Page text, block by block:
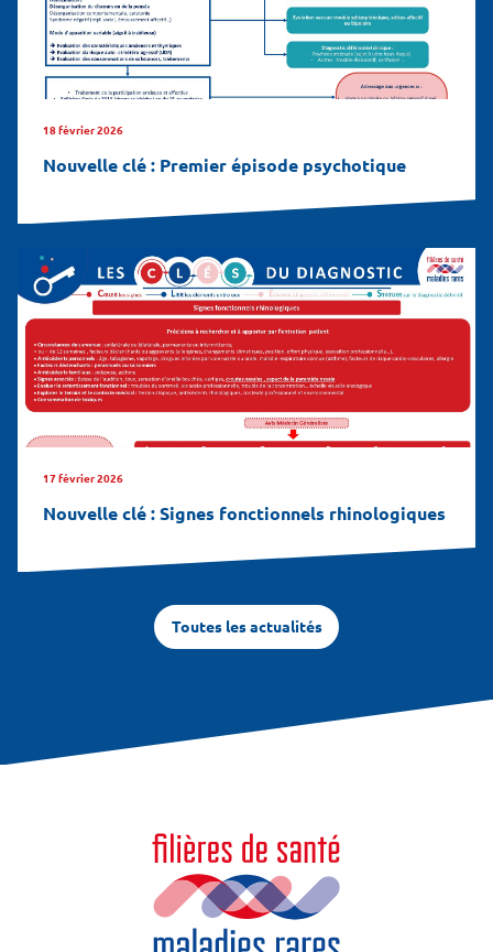
18 février 2026
Nouvelle clé : Premier épisode psychotique
17 février 2026
Nouvelle clé : Signes fonctionnels rhinologiques
Toutes les actualités